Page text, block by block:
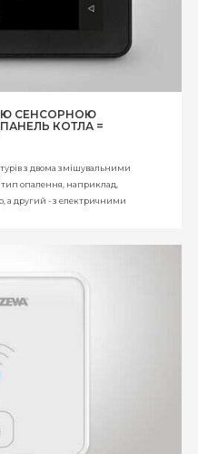
СЕНСОРНОЮ
КОТЛА =
з двома змішувальними
опалення, наприклад,
а другий - з електричними